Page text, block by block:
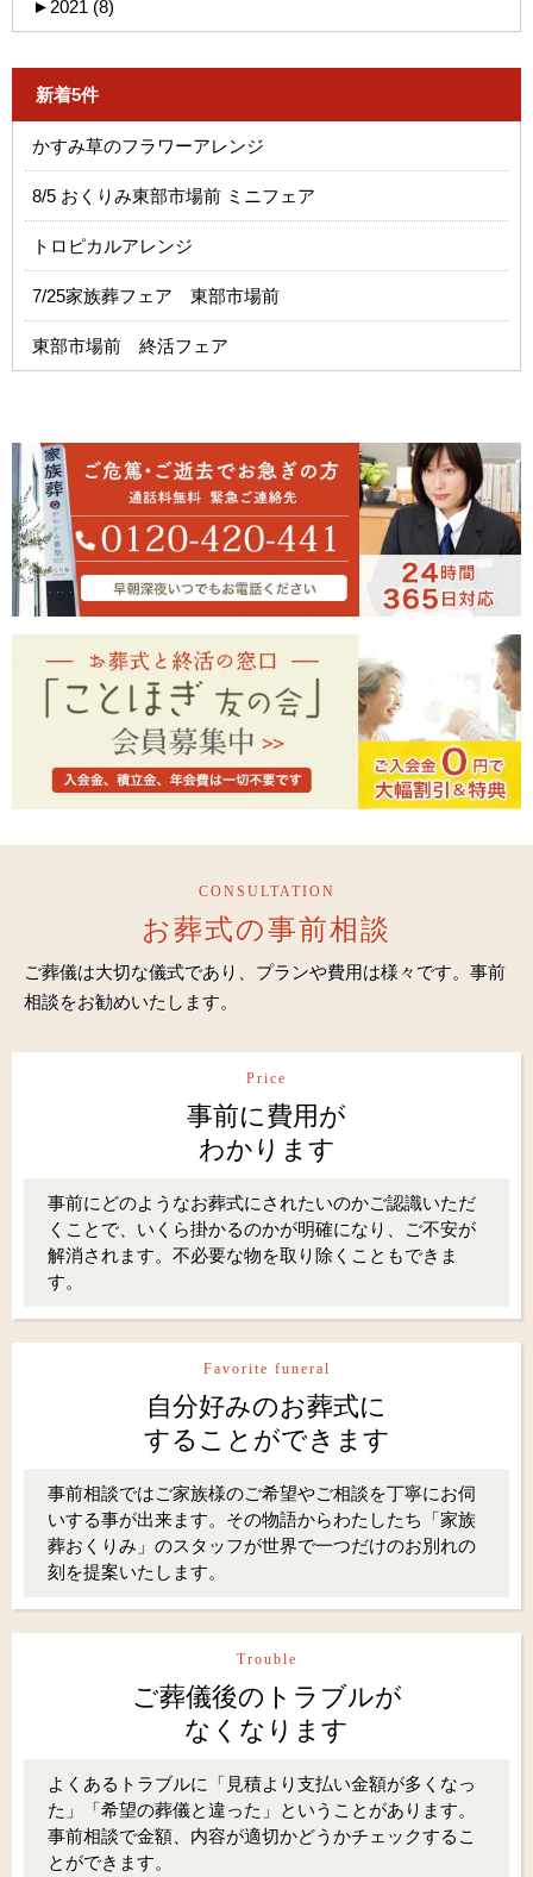
► 2021 (8)
新着5件
かすみ草のフラワーアレンジ
8/5 おくりみ東部市場前 ミニフェア
トロピカルアレンジ
7/25家族葬フェア 東部市場前
東部市場前 終活フェア
CONSULTATION
お葬式の事前相談
ご葬儀は大切な儀式であり、プランや費用は様々です。事前
相談をお勧めいたします。
Price
事前に費用が
わかります
事前にどのようなお葬式にされたいのかご認識いただ
くことで、いくら掛かるのかが明確になり、ご不安が
解消されます。不必要な物を取り除くこともできま
す。
Favorite funeral
自分好みのお葬式に
することができます
事前相談ではご家族様のご希望やご相談を丁寧にお伺
いする事が出来ます。その物語からわたしたち「家族
葬おくりみ」のスタッフが世界で一つだけのお別れの
刻を提案いたします。
Trouble
ご葬儀後のトラブルが
なくなります
よくあるトラブルに「見積より支払い金額が多くなっ
た」「希望の葬儀と違った」ということがあります。
事前相談で金額、内容が適切かどうかチェックするこ
とができます。